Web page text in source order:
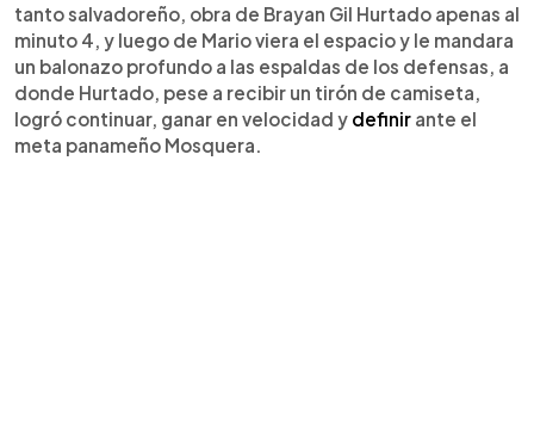
tanto salvadoreño, obra de Brayan Gil Hurtado apenas al
minuto 4, y luego de Mario viera el espacio y le mandara
un balonazo profundo a las espaldas de los defensas, a
donde Hurtado, pese a recibir un tirón de camiseta,
logró continuar, ganar en velocidad y definir ante el
meta panameño Mosquera.